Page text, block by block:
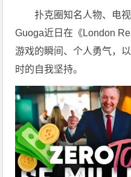
扑克圈知名人物、电
Guoga近日在《London
游戏的瞬间、个人勇气，
时的自我坚持。